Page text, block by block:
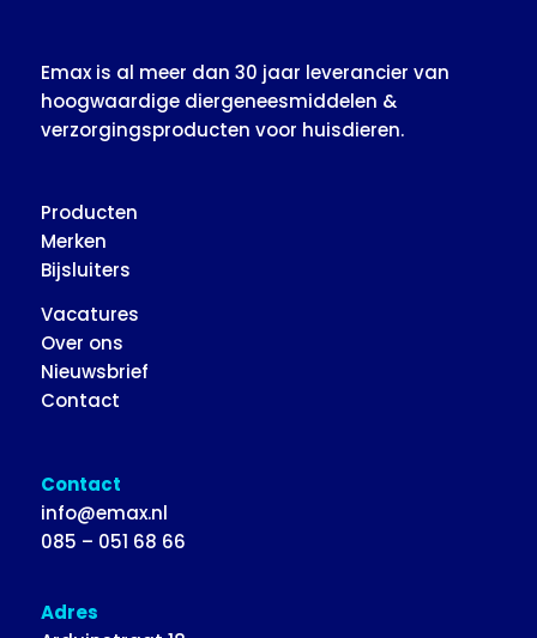
Emax is al meer dan 30 jaar leverancier van
hoogwaardige diergeneesmiddelen &
verzorgingsproducten voor huisdieren.
Producten
Merken
Bijsluiters
Vacatures
Over ons
Nieuwsbrief
Contact
Contact
info@emax.nl
085 – 051 68 66
Adres